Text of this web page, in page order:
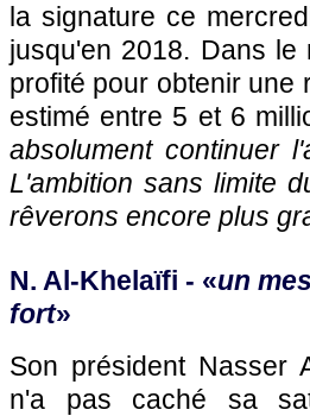
la signature ce
jusqu'en 2018. Dans le
profité pour obtenir une
estimé entre 5 et 6
absolument continuer
L'ambition sans limite
rêverons encore plus
N. Al-Khelaïfi - «un
fort»
Son président Nasser
n'a pas caché sa